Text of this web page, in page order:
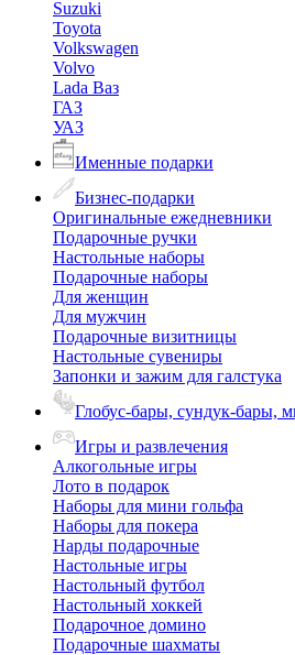
Suzuki
Toyota
Volkswagen
Volvo
Lada Ваз
ГАЗ
УАЗ
Именные подарки
Бизнес-подарки
Оригинальные ежедневники
Подарочные ручки
Настольные наборы
Подарочные наборы
Для женщин
Для мужчин
Подарочные визитницы
Настольные сувениры
Запонки и зажим для галстука
Глобус-бары, сундук-бары,
Игры и развлечения
Алкогольные игры
Лото в подарок
Наборы для мини гольфа
Наборы для покера
Нарды подарочные
Настольные игры
Настольный футбол
Настольный хоккей
Подарочное домино
Подарочные шахматы